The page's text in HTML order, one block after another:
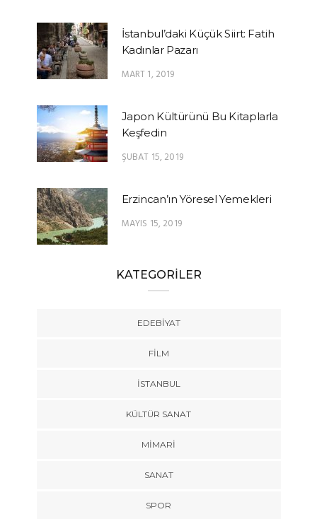
İstanbul’daki Küçük Siirt: Fatih
Kadınlar Pazarı
MART 1, 2019
Japon Kültürünü Bu Kitaplarla
Keşfedin
ŞUBAT 15, 2019
Erzincan’ın Yöresel Yemekleri
MAYIS 15, 2019
KATEGORİLER
EDEBIYAT
FILM
İSTANBUL
KÜLTÜR SANAT
MIMARI
SANAT
SPOR